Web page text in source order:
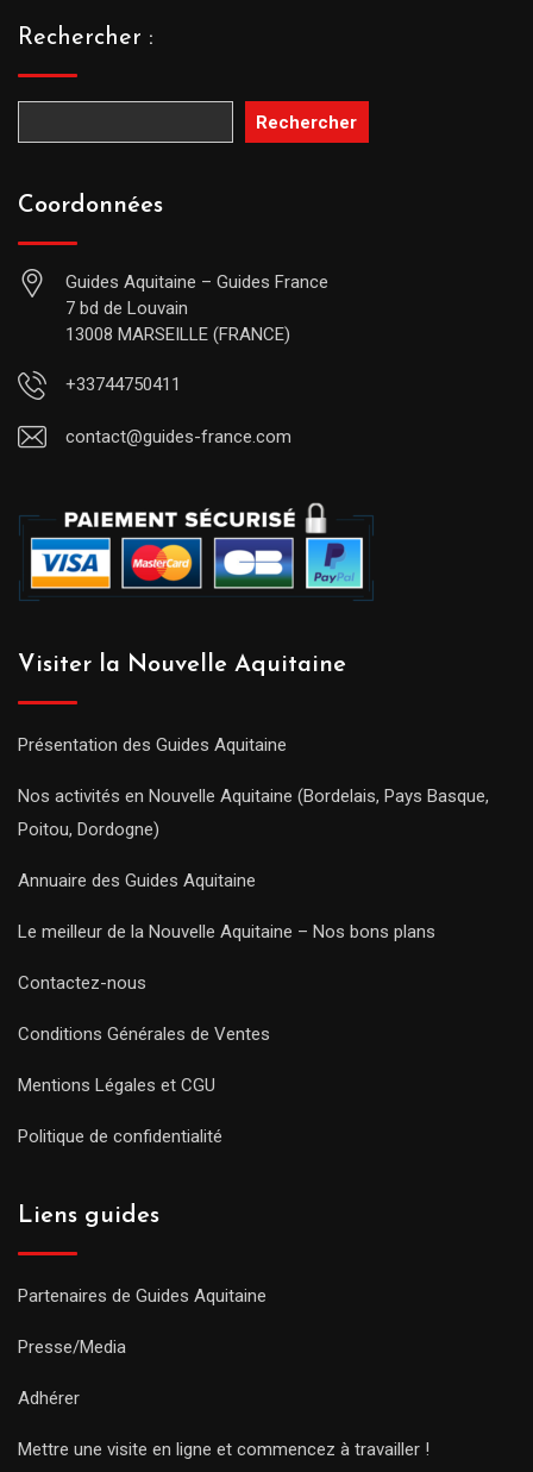
Rechercher :
Rechercher
Coordonnées
Guides Aquitaine – Guides France
7 bd de Louvain
13008 MARSEILLE (FRANCE)
+33744750411
contact@guides-france.com
Visiter la Nouvelle Aquitaine
Présentation des Guides Aquitaine
Nos activités en Nouvelle Aquitaine (Bordelais, Pays Basque,
Poitou, Dordogne)
Annuaire des Guides Aquitaine
Le meilleur de la Nouvelle Aquitaine – Nos bons plans
Contactez-nous
Conditions Générales de Ventes
Mentions Légales et CGU
Politique de confidentialité
Liens guides
Partenaires de Guides Aquitaine
Presse/Media
Adhérer
Mettre une visite en ligne et commencez à travailler !